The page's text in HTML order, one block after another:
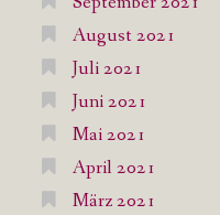
August 2021
Juli 2021
Juni 2021
Mai 2021
April 2021
März 2021